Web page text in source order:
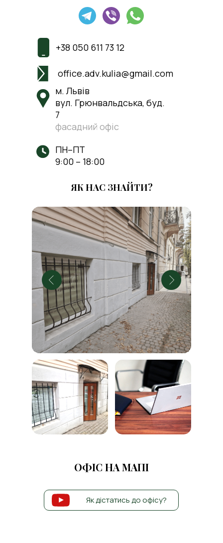
ЯК НАС ЗНАЙТИ?
ОФІС НА МАПІ
м. Львів
вул. Грюнвальдська, буд.
7
фасадний офіс
+38 050 611 73 12
office.adv.kulia@gmail.com
ПН–ПТ
9:00 – 18:00
Як дістатись до офісу?